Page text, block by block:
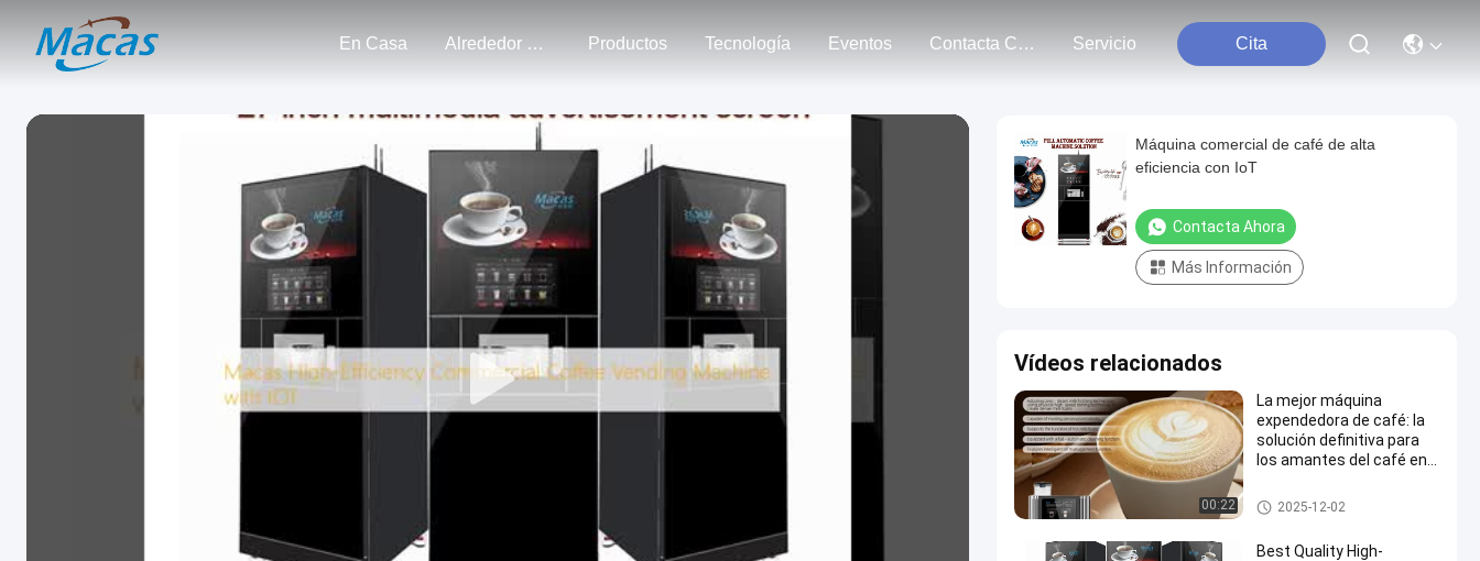
En Casa Alrededor Nosotros Productos Tecnología Eventos Contacta Con Nosotros Servicio Cita
Máquina comercial de café de alta
eficiencia con IoT
Contacta Ahora
Más Información
Vídeos relacionados
00:22
La mejor máquina
expendedora de café: la
solución definitiva para
los amantes del café en
Máquinas expendedoras com
erciales de café
2025-12-02
Best Quality High-